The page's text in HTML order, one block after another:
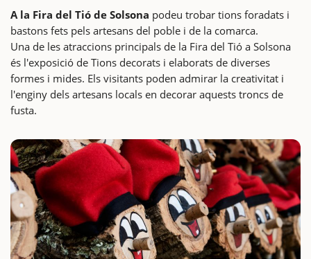
A la Fira del Tió de Solsona podeu trobar tions foradats i
bastons fets pels artesans del poble i de la comarca.
Una de les atraccions principals de la Fira del Tió a Solsona
és l'exposició de Tions decorats i elaborats de diverses
formes i mides. Els visitants poden admirar la creativitat i
l'enginy dels artesans locals en decorar aquests troncs de
fusta.